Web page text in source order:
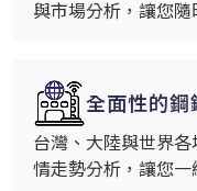
與市場分析，讓您隨
全面性的鋼
台灣、大陸與世界
情走勢分析，讓您一